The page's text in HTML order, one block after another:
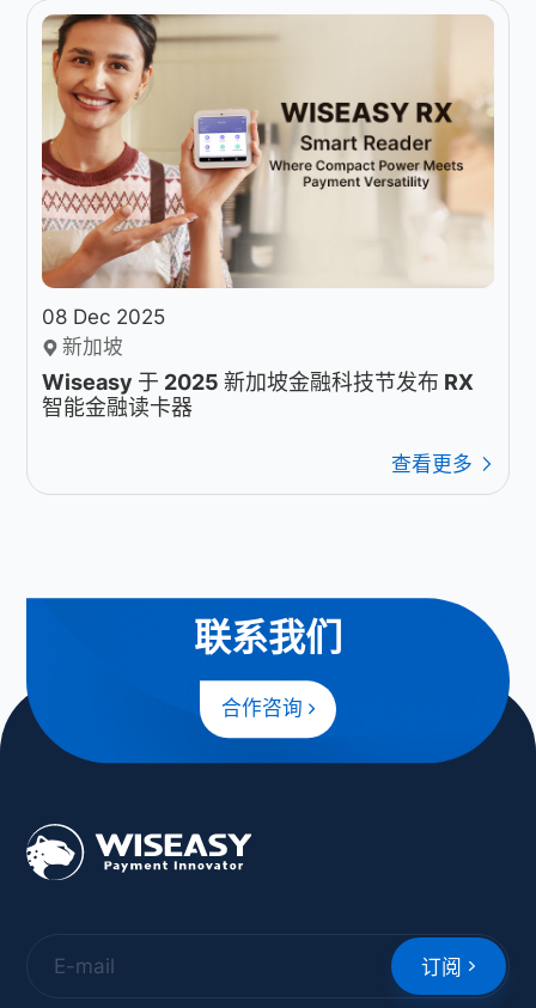
08 Dec 2025
新加坡
Wiseasy 于 2025 新加坡金融科技节发布 RX
智能金融读卡器
查看更多
联系我们
合作咨询
订阅